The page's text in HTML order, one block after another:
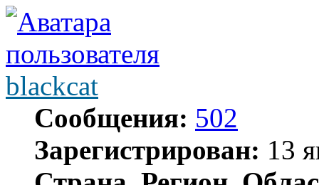
blackcat
Сообщения: 502
Зарегистрирован: 13